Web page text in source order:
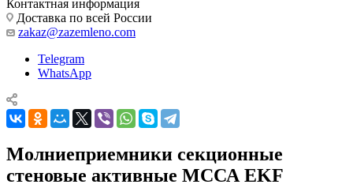
Контактная информация
Доставка по всей России
zakaz@zazemleno.com
Telegram
WhatsApp
Молниеприемники секционные
стеновые активные МССА EKF